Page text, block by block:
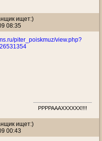
ищет:)
08:35
piter_poiskmuz/view.php?
РРРРАААХХХХХХ!!!!
ищет:)
00:43